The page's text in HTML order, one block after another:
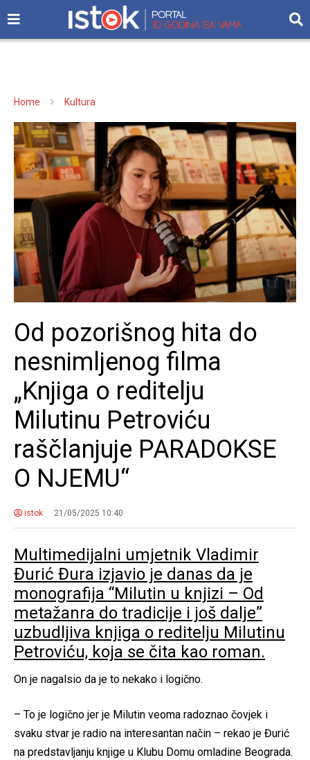
Home Kultura
Od pozorišnog hita do
nesnimljenog filma
„Knjiga o reditelju
Milutinu Petroviću
raščlanjuje PARADOKSE
O NJEMU“
istok 21/05/2025 10:40
Multimedijalni umjetnik Vladimir
Đurić Đura izjavio je danas da je
monografija “Milutin u knjizi – Od
metažanra do tradicije i još dalje”
uzbudljiva knjiga o reditelju Milutinu
Petroviću, koja se čita kao roman.
On je nagalsio da je to nekako i logično.
– To je logično jer je Milutin veoma radoznao čovjek i
svaku stvar je radio na interesantan način – rekao je Đurić
na predstavljanju knjige u Klubu Domu omladine Beograda.